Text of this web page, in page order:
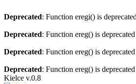
Deprecated: Function eregi() is
Deprecated: Function ereg() is
Deprecated: Function ereg() is
Deprecated: Function ereg() is
Kielce v.0.8